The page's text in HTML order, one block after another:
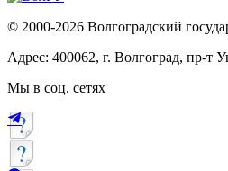
© 2000-2026 Волгоградский
Адрес: 400062, г. Волгоград, пр-т
Мы в соц. сетях